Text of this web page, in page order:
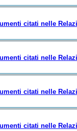
citati nelle
citati nelle
citati nelle
citati nelle